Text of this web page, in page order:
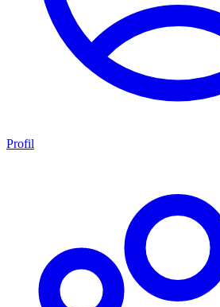
Profil